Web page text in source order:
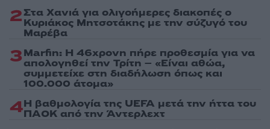
2Στα Χανιά για ολιγοήμερες διακοπές ο
Κυριάκος Μητσοτάκης με την σύζυγό του
Μαρέβα
3Marfin: Η 46χρονη πήρε προθεσμία για να
απολογηθεί την Τρίτη – «Είναι αθώα,
συμμετείχε στη διαδήλωση όπως και
100.000 άτομα»
4Η βαθμολογία της UEFA μετά την ήττα του
ΠΑΟΚ από την Άντερλεχτ